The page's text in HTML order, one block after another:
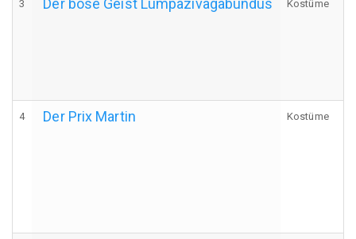
3 Der böse Geist Lumpazivagabundus Kostüme
4 Der Prix Martin Kostüme